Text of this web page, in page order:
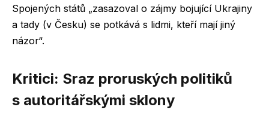
Spojených států „zasazoval o zájmy bojující Ukrajiny
a tady (v Česku) se potkává s lidmi, kteří mají jiný
názor“.
Kritici: Sraz proruských politiků
s autoritářskými sklony